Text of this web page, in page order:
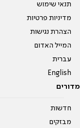
תנאי שימוש
מדיניות פרטיות
הצהרת נגישות
המייל האדום
עברית
English
מדורים
חדשות
מבזקים